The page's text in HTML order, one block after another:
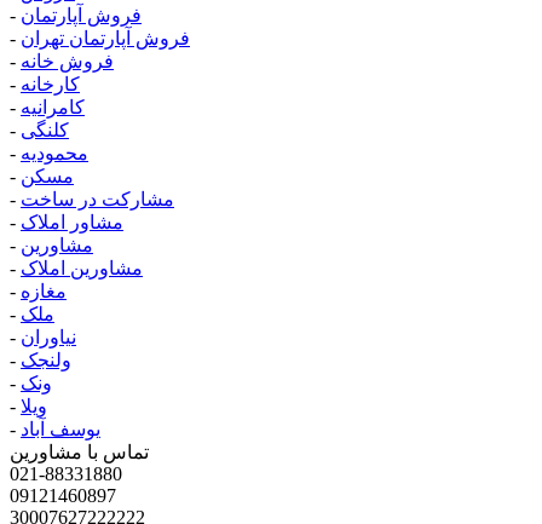
- فروش آپارتمان
- فروش آپارتمان تهران
- فروش خانه
- کارخانه
- کامرانیه
- کلنگی
- محمودیه
- مسکن
- مشارکت در ساخت
- مشاور املاک
- مشاورین
- مشاورین املاک
- مغازه
- ملک
- نیاوران
- ولنجک
- ونک
- ویلا
- یوسف آباد
تماس با مشاورین
021-88331880
09121460897
30007627222222